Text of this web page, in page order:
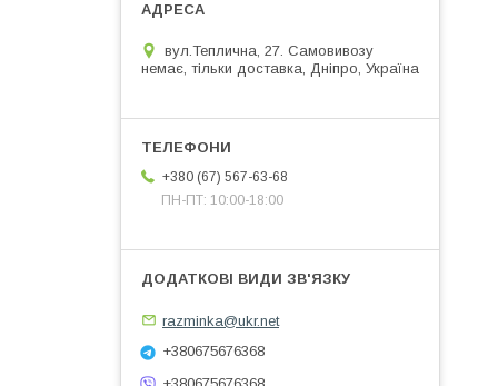
вул.Теплична, 27. Самовивозу
немає, тільки доставка, Дніпро, Україна
+380 (67) 567-63-68
ПН-ПТ: 10:00-18:00
razminka@ukr.net
+380675676368